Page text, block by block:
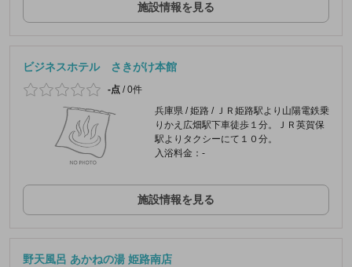
施設情報を見る
ビジネスホテル さきがけ本館
-点 /0件
兵庫県 / 姫路 / ＪＲ姫路駅より山陽電鉄乗
りかえ広畑駅下車徒歩１分。ＪＲ英賀保
駅よりタクシーにて１０分。
入浴料金：-
施設情報を見る
野天風呂 あかねの湯 姫路南店